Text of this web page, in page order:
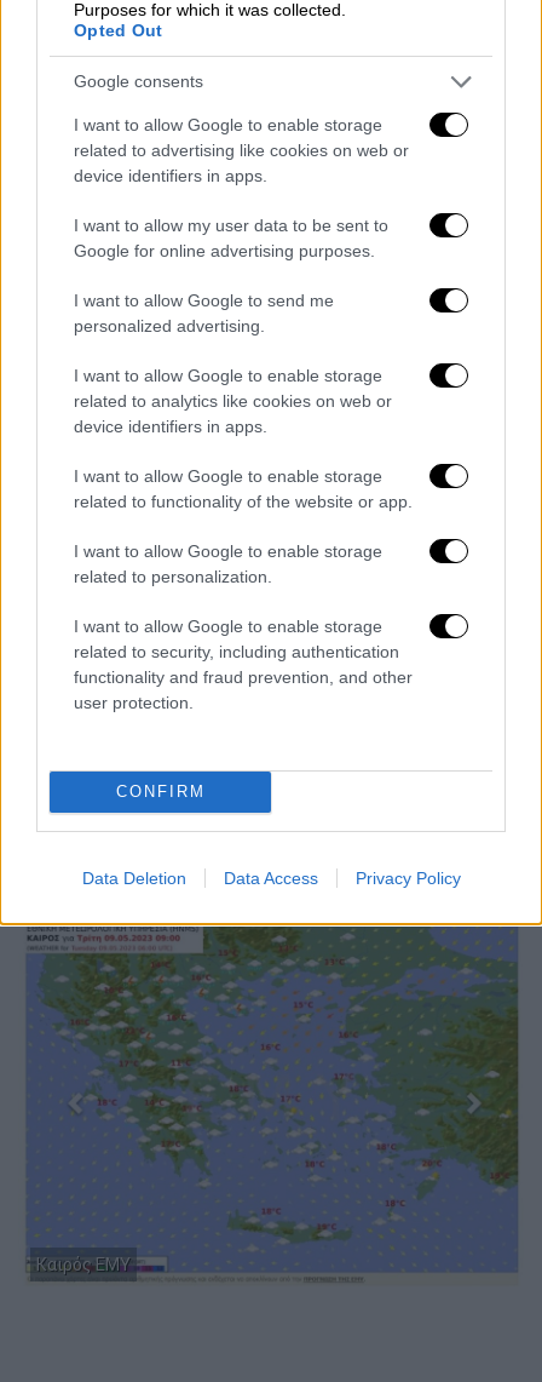
Purposes for which it was collected.
Opted Out
Google consents
I want to allow Google to enable storage
related to advertising like cookies on web or
device identifiers in apps.
I want to allow my user data to be sent to
Google for online advertising purposes.
I want to allow Google to send me
personalized advertising.
I want to allow Google to enable storage
related to analytics like cookies on web or
device identifiers in apps.
I want to allow Google to enable storage
related to functionality of the website or app.
I want to allow Google to enable storage
related to personalization.
I want to allow Google to enable storage
related to security, including authentication
functionality and fraud prevention, and other
user protection.
CONFIRM
Data Deletion Data Access Privacy Policy
Ο καιρός αύριο
Στα βόρεια και βαθμιαία στα κεντρικά
προβλέπονται νεφώσεις παροδικά
αυξημένες με τοπικές βροχές και κυρίως
καταιγίδες. Το βράδυ τα φαινόμενα στα
κεντρικά θαεξασθενήσουν
Στην υπόλοιπη χώρα προβλέπονται αραιές
νεφώσεις που βαθμιαία θα πυκνώσουν και το
κυρίως στα ορεινά, θα σημειωθούν τοπικές
βροχές.
Οι άνεμοι θα πνέουν βόρειοι
ανατολικά 5 με 6 και στο βορειοανατολικό
Αιγαίο τοπικά 7 μποφόρ.
Η θερμοκρασία θα σημειώσει μικρή πτώση
στα υπόλοιπα ηπειρωτικά τους 22 με 24 και
στα νησιά τους 21 με 23 βαθμούς Κελσίου.
Καιρός ΕΜΥ